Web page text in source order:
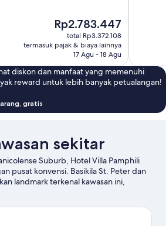
Harga
sekarang
Rp2.783.447
Rp2.783.447
total Rp3.372.108
termasuk pajak & biaya lainnya
17 Agu - 18 Agu
diskon dan manfaat yang memenuhi
reward untuk lebih banyak petualangan!
gratis
sekitar
Suburb, Hotel Villa Pamphili
pusat konvensi. Basikila St. Peter dan
landmark terkenal kawasan ini,
serta Via Veneto bagi pengunjung
Roma, periksa juga kegiatan